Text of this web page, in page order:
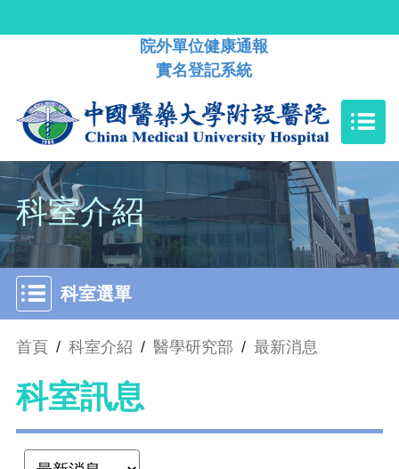
院外單位健康通報
實名登記系統
科室介紹
科室選單
首頁 / 科室介紹 / 醫學研究部 / 最新消息
科室訊息